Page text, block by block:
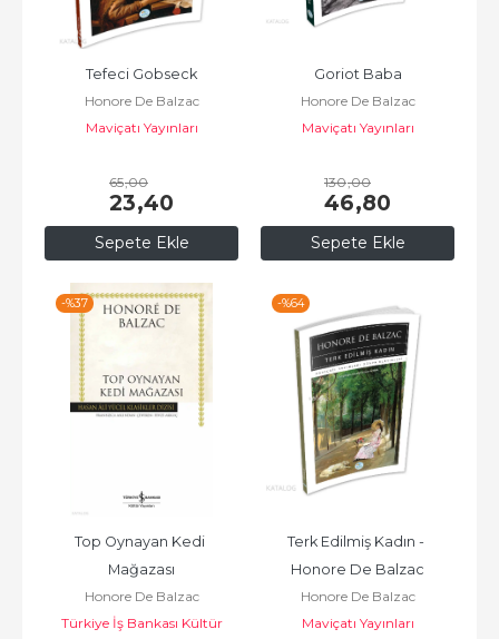
Sepete Ekle
Tefeci Gobseck
Honore De Balzac
Maviçatı Yayınları
65,00
23,40
Sepete Ekle
Goriot Baba
Honore De Balzac
Maviçatı Yayınları
130,00
46,80
-%37
Top Oynayan Kedi
Mağazası
Honore De Balzac
Türkiye İş Bankası Kültür
-%64
Terk Edilmiş Kadın -
Honore De Balzac
Honore De Balzac
Maviçatı Yayınları